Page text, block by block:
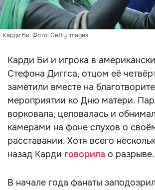
Карди Би. Фото: Getty Images
Карди Би и игрока в
Стефона Диггса, отцом её
заметили вместе на
мероприятии ко Дню матери.
ворковала, целовалась и
камерами на фоне слухов о
расставании. Хотя всего
назад Карди говорила о разрыве.
В начале года фанаты